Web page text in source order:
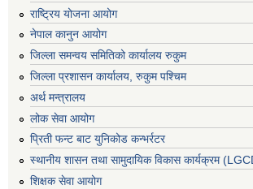
राष्ट्रिय योजना आयोग
नेपाल कानुन आयोग
जिल्ला समन्वय समितिको कार्यालय रुकुम
जिल्ला प्रशासन कार्यालय, रुकुम पश्चिम
अर्थ मन्त्रालय
लोक सेवा आयोग
प्रिती फन्ट बाट युनिकोड कन्भर्रटर
स्थानीय शासन तथा सामुदायिक विकास कार्यक्रम
शिक्षक सेवा आयोग